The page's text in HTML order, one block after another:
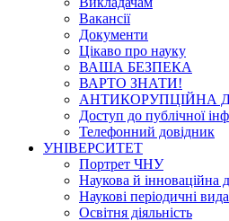
Вакансії
Документи
Цікаво про науку
ВАША БЕЗПЕКА
ВАРТО ЗНАТИ!
АНТИКОРУПЦІЙНА
Доступ до публічної
Телефонний довідник
УНІВЕРСИТЕТ
Портрет ЧНУ
Наукова й інноваційна
Наукові періодичні
Освітня діяльність